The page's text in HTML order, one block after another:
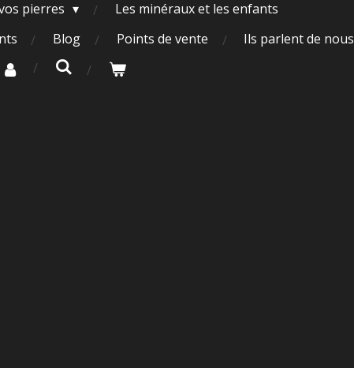
pierres
Les minéraux et les enfants
Blog Points de vente
Ils parlent de nous